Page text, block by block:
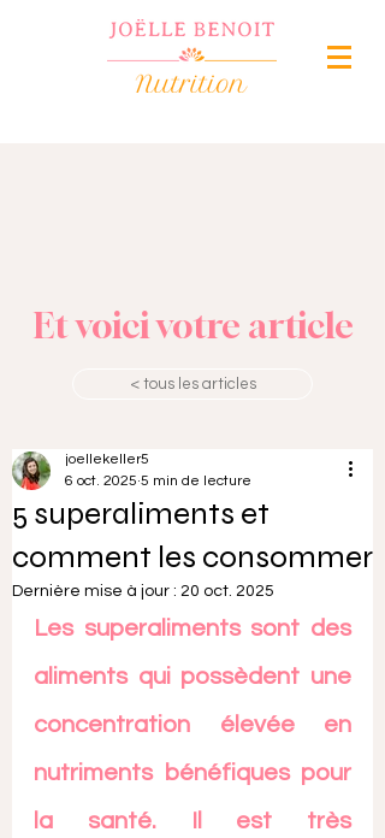
Et voici votre article
< tous les articles
5 superaliments et
comment les consommer
joellekeller5
6 oct. 2025 5 min de lecture
Dernière mise à jour : 20 oct. 2025
Les superaliments sont des
aliments qui possèdent une
concentration élevée en
nutriments bénéfiques pour
la santé. Il est très